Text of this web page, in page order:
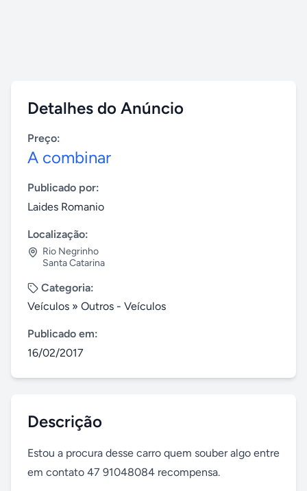
Detalhes do Anúncio
Preço:
A combinar
Publicado por:
Laides Romanio
Localização:
Rio Negrinho
Santa Catarina
Categoria:
Veículos » Outros - Veículos
Publicado em:
16/02/2017
Descrição
Estou a procura desse carro quem souber algo entre
em contato 47 91048084 recompensa.